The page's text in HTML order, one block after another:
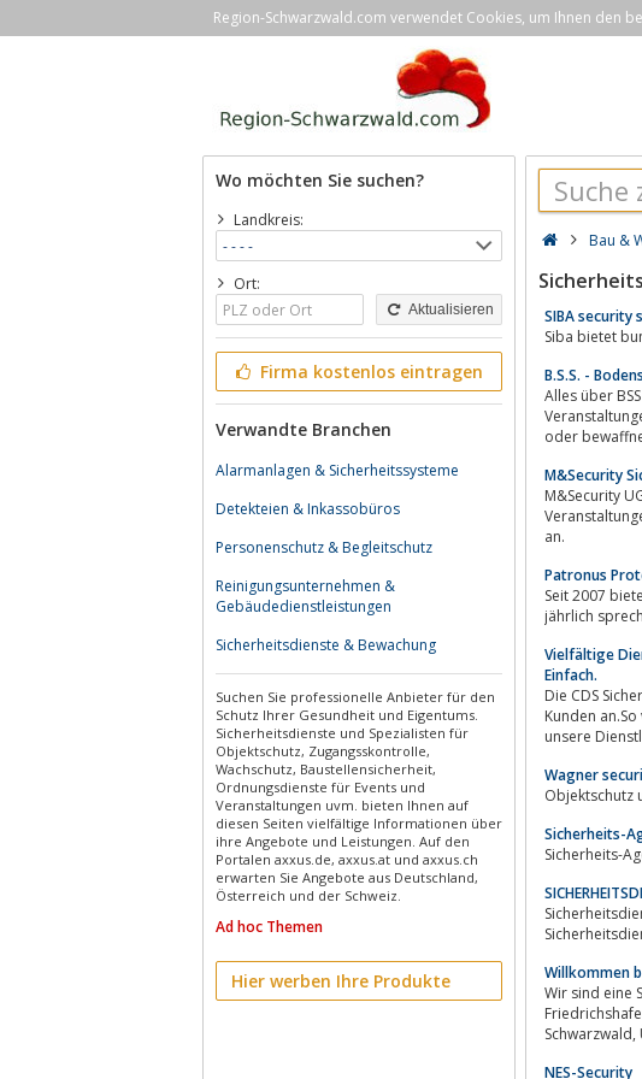
Region-Schwarzwald.com verwendet Cookies, um Ihnen den
Wo möchten Sie suchen?
Landkreis:
Ort:
Aktualisieren
Firma kostenlos eintragen
Verwandte Branchen
Alarmanlagen & Sicherheitssysteme
Detekteien & Inkassobüros
Personenschutz & Begleitschutz
Reinigungsunternehmen &
Gebäudedienstleistungen
Sicherheitsdienste & Bewachung
Suchen Sie professionelle Anbieter für den
Schutz Ihrer Gesundheit und Eigentums.
Sicherheitsdienste und Spezialisten für
Objektschutz, Zugangsskontrolle,
Wachschutz, Baustellensicherheit,
Ordnungsdienste für Events und
Veranstaltungen uvm. bieten Ihnen auf
diesen Seiten vielfältige Informationen über
ihre Angebote und Leistungen. Auf den
Portalen axxus.de, axxus.at und axxus.ch
erwarten Sie Angebote aus Deutschland,
Österreich und der Schweiz.
Ad hoc Themen
Hier werben Ihre Produkte
Bau &
SIBA security
Siba bietet
B.S.S. -
Alles über BSS - RadolfzellSecurity, Sicherheit,
Veranstaltungen, Kaufhaus Security, Personenschutz, Begleitschutz, Streifendienst, Objektschutz,
oder
M&Security
M&Security
Veranstaltungen, Objektschutz, Detektiv, Doorman, Bewachung, Security, Straßenfesten, Dorffesten,
an.
Patronus
Seit 2007
jährlich
Vielfältige
Einfach.
Die CDS
Kunden an.So vielseitig wie die
Wagner
Objektschutz
Sicherheits-
Sicherheits-
Sicherheitsdienst
Willkommen
Wir sind eine
Friedrichshafen, Konstanz, Singen, Radolfzell, Ravensburg, Lindau, Villingen-Schwenningen, Konstanz,
NES-Security